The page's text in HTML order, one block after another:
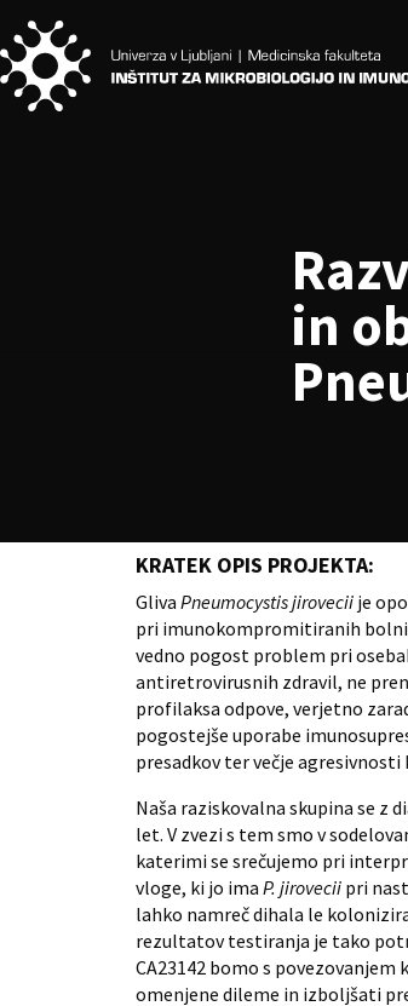
in
KRATEK OPIS PROJEKTA:
Gliva Pneumocystis jirovecii je
pri imunokompromitiranih
vedno pogost problem pri
antiretrovirusnih zdravil, ne
profilaksa odpove, verjetno
pogostejše uporabe
presadkov ter večje agresivnosti
Naša raziskovalna skupina se z
let. V zvezi s tem smo v
katerimi se srečujemo pri
vloge, ki jo ima P. jirovecii pri
lahko namreč dihala le
rezultatov testiranja je tako
CA23142 bomo s
omenjene dileme in izboljšati